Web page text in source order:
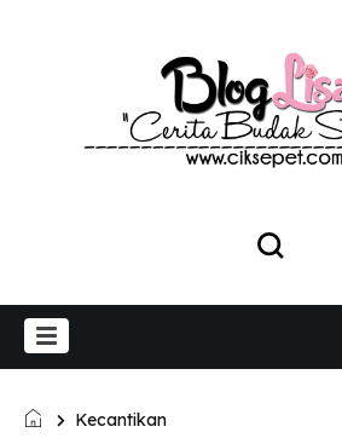
Kecantikan